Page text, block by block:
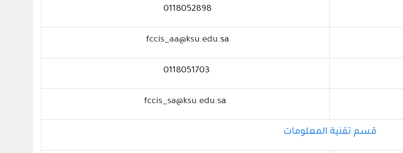
0118052898
fccis_aa@ksu.edu.sa
0118051703
fccis_sa@ksu.edu.sa
قسم تقنية المعلومات